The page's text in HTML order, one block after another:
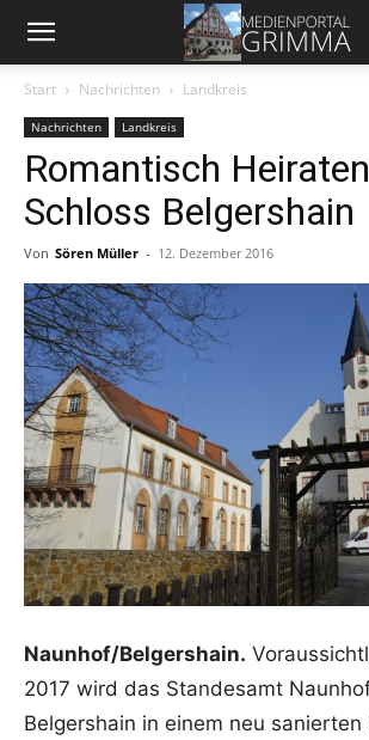
Start Nachrichten Landkreis
Nachrichten Landkreis
Romantisch
Schloss Belgershain
Von Sören Müller - 12. Dezember 2016
Naunhof/Belgershain.
2017 wird das Standesamt
Belgershain in einem neu sanierten